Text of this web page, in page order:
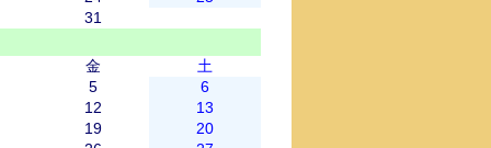
31
金
土
5
6
12
13
19
20